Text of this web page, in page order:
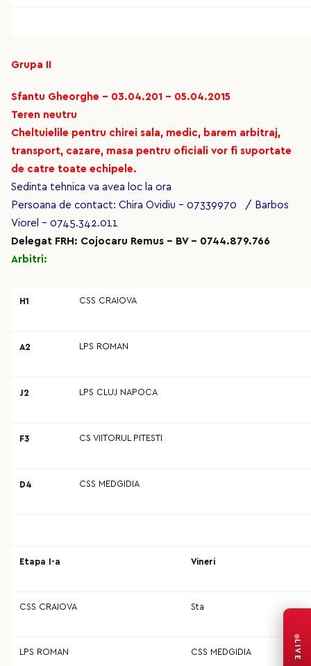
Grupa II
Sfantu Gheorghe - 03.04.201 - 05.04.2015
Teren neutru
Cheltuielile pentru chirei sala, medic, barem arbitraj,
transport, cazare, masa pentru oficiali vor fi suportate
de catre toate echipele.
Sedinta tehnica va avea loc la ora
Persoana de contact: Chira Ovidiu - 07339970 / Barbos
Viorel - 0745.342.011
Delegat FRH: Cojocaru Remus - BV - 0744.879.766
Arbitri:
H1 CSS CRAIOVA
A2 LPS ROMAN
J2 LPS CLUJ NAPOCA
F3 CS VIITORUL PITESTI
D4 CSS MEDGIDIA
Etapa I-a Vineri
CSS CRAIOVA Sta
LPS ROMAN CSS MEDGIDIA LIVE